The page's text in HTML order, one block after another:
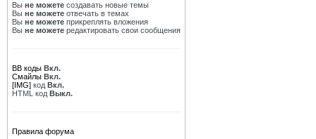
Вы не можете создавать новые темы
Вы не можете отвечать в темах
Вы не можете прикреплять вложения
Вы не можете редактировать свои сообщения
BB коды Вкл.
Смайлы Вкл.
[IMG] код Вкл.
HTML код Выкл.
Правила форума